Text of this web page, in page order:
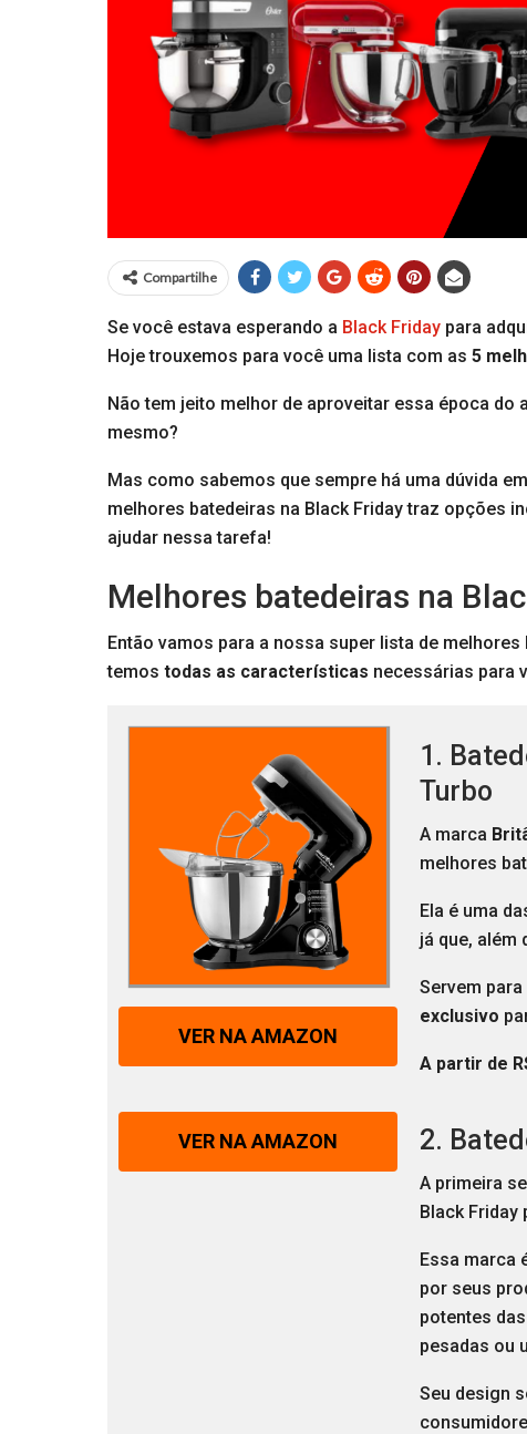
Compartilhe
Se você estava esperando a Black Friday para
Hoje trouxemos para você uma lista com as 5
Não tem jeito melhor de aproveitar essa época
mesmo?
Mas como sabemos que sempre há uma dúvida
melhores batedeiras na Black Friday traz opções
ajudar nessa tarefa!
Melhores batedeiras na
Então vamos para a nossa super lista de
temos todas as características necessárias para
VER NA AMAZON
1.
Turbo
A marca
melhores
Ela é uma
já que, além
Servem
exclusivo
A partir de
VER NA AMAZON 2.
A primeira
Black Friday
Essa marca
por seus
potentes
pesadas ou
Seu design